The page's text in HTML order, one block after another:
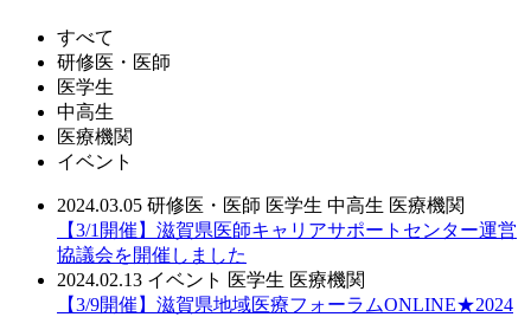
すべて
研修医・医師
医学生
中高生
医療機関
イベント
2024.03.05 研修医・医師 医学生 中高生 医療機関
【3/1開催】滋賀県医師キャリアサポートセンター運営
協議会を開催しました
2024.02.13 イベント 医学生 医療機関
【3/9開催】滋賀県地域医療フォーラムONLINE★2024